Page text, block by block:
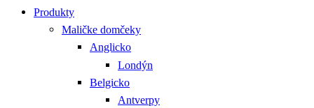
Produkty
Maličke domčeky
Anglicko
Londýn
Belgicko
Antverpy